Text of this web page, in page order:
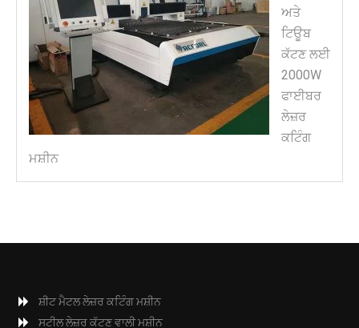
ਅਤੇ
ਟਿਊਬ
ਕੱਟਣ ਲਈ
2000W
ਫਾਈਬਰ
ਲੇਜ਼ਰ
ਕਟਿੰਗ
ਮਸ਼ੀਨ
ਸ਼ੀਟ ਮੈਟਲ ਲੇਜ਼ਰ ਕਟਿੰਗ ਮਸ਼ੀਨ
ਸਟੀਲ ਲੇਜ਼ਰ ਕੱਟਣ ਵਾਲੀ ਮਸ਼ੀਨ